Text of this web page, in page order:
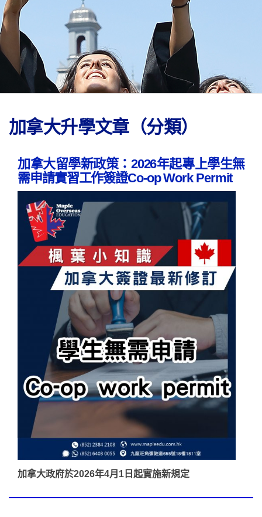
加拿大升學文章（分類）
加拿大留學新政策：2026年起專上學生無
需申請實習工作簽證Co-op Work Permit
加拿大政府於2026年4月1日起實施新規定